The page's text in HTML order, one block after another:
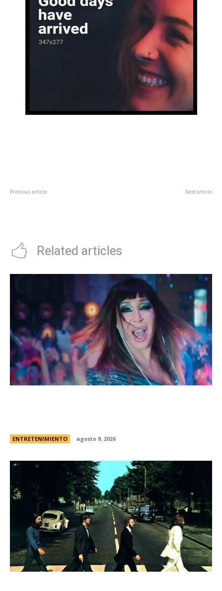
Previous article Next article
Related articles
ENTRETENIMIENTO agosto 9, 2026